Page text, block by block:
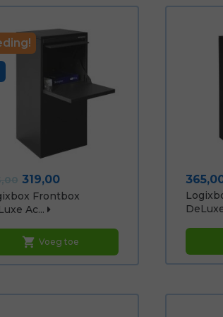
Prijs
319,00
Frontbox
Ac...
shopping_cart Voeg toe
Prijs